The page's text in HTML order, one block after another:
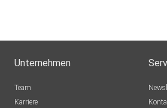
Unternehmen
Team
Karriere